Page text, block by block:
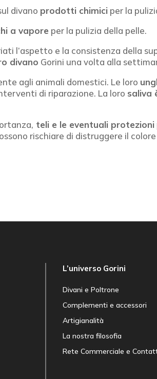
divano prodotti chimici per la
a vapore per la pulizia della pelle.
l’aspetto e la consistenza della
divano Gorini una volta alla
agli animali domestici. Le loro
di riparazione. La loro saliva
teli e le eventuali protezioni
rischiare di distruggere il
L’universo Gorini
Divani e Poltrone
Complementi e accessori
Artigianalità
La nostra filosofia
Rete Commerciale e